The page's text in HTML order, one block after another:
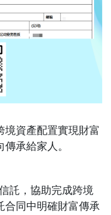
境資產配置實現財富
承給家人。
託，協助完成跨境
合同中明確財富傳承